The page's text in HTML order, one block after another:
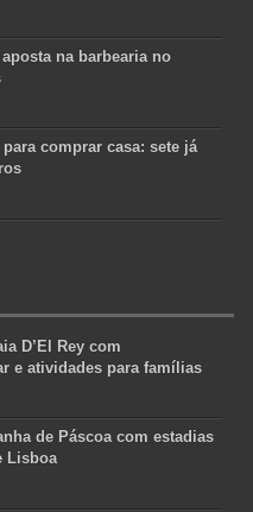
na barbearia no
comprar casa: sete já
D’El Rey com
e atividades para famílias
de Páscoa com estadias
Lisboa